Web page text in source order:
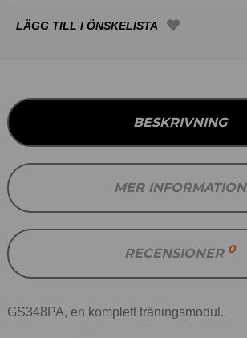
BESKRIVNING
MER INFORMATION
RECENSIONER 0
GS348PA, en komplett träningsmodul.